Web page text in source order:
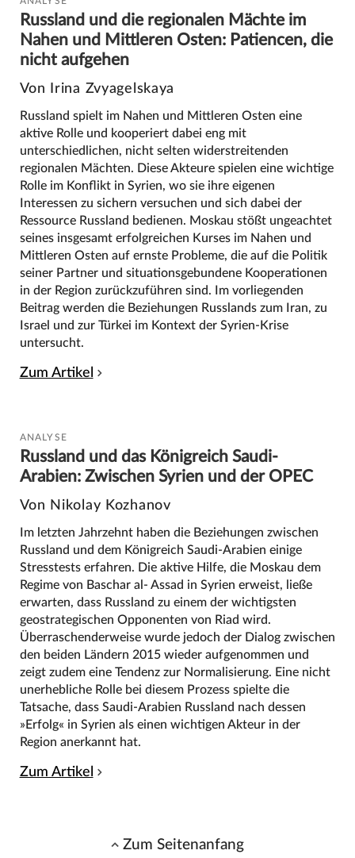
Russland und die regionalen Mächte im
Nahen und Mittleren Osten: Patiencen, die
nicht aufgehen
Von Irina Zvyagelskaya
Russland spielt im Nahen und Mittleren Osten eine
aktive Rolle und kooperiert dabei eng mit
unterschiedlichen, nicht selten widerstreitenden
regionalen Mächten. Diese Akteure spielen eine wichtige
Rolle im Konflikt in Syrien, wo sie ihre eigenen
Interessen zu sichern versuchen und sich dabei der
Ressource Russland bedienen. Moskau stößt ungeachtet
seines insgesamt erfolgreichen Kurses im Nahen und
Mittleren Osten auf ernste Probleme, die auf die Politik
seiner Partner und situationsgebundene Kooperationen
in der Region zurückzuführen sind. Im vorliegenden
Beitrag werden die Beziehungen Russlands zum Iran, zu
Israel und zur Türkei im Kontext der Syrien-Krise
untersucht.
Zum Artikel
ANALYSE
Russland und das Königreich Saudi-
Arabien: Zwischen Syrien und der OPEC
Von Nikolay Kozhanov
Im letzten Jahrzehnt haben die Beziehungen zwischen
Russland und dem Königreich Saudi-Arabien einige
Stresstests erfahren. Die aktive Hilfe, die Moskau dem
Regime von Baschar al- Assad in Syrien erweist, ließe
erwarten, dass Russland zu einem der wichtigsten
geostrategischen Opponenten von Riad wird.
Überraschenderweise wurde jedoch der Dialog zwischen
den beiden Ländern 2015 wieder aufgenommen und
zeigt zudem eine Tendenz zur Normalisierung. Eine nicht
unerhebliche Rolle bei diesem Prozess spielte die
Tatsache, dass Saudi-Arabien Russland nach dessen
»Erfolg« in Syrien als einen wichtigen Akteur in der
Region anerkannt hat.
Zum Artikel
Zum Seitenanfang